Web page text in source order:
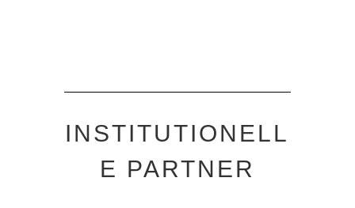
INSTITUTIONELL
E PARTNER